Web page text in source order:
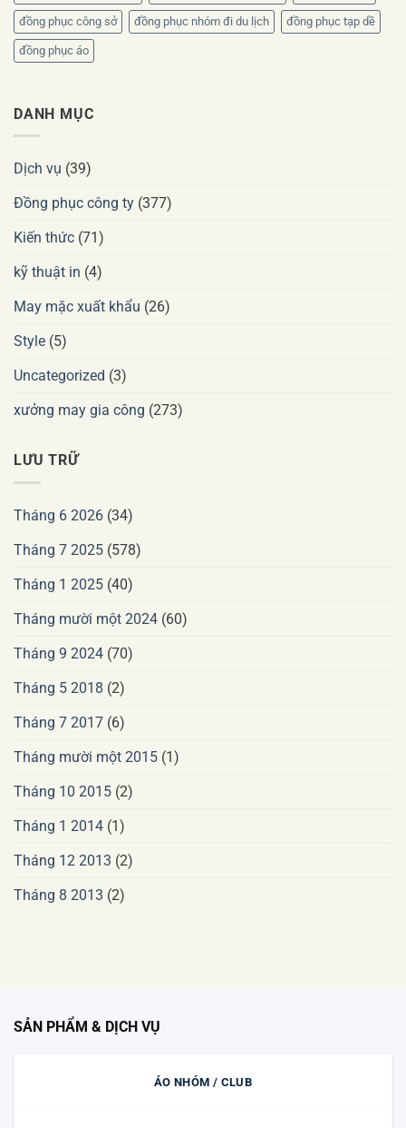
đồng phục công sở đồng phục nhóm đi du lịch đồng phục tạp dề
đồng phục áo
DANH MỤC
Dịch vụ (39)
Đồng phục công ty (377)
Kiến thức (71)
kỹ thuật in (4)
May mặc xuất khẩu (26)
Style (5)
Uncategorized (3)
xưởng may gia công (273)
LƯU TRỮ
Tháng 6 2026 (34)
Tháng 7 2025 (578)
Tháng 1 2025 (40)
Tháng mười một 2024 (60)
Tháng 9 2024 (70)
Tháng 5 2018 (2)
Tháng 7 2017 (6)
Tháng mười một 2015 (1)
Tháng 10 2015 (2)
Tháng 1 2014 (1)
Tháng 12 2013 (2)
Tháng 8 2013 (2)
SẢN PHẨM & DỊCH VỤ
ÁO NHÓM / CLUB